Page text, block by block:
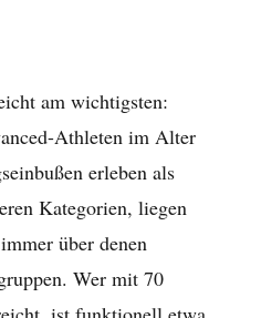
am wichtigsten:
Athleten im Alter
erleben als
Kategorien, liegen
über denen
Wer mit 70